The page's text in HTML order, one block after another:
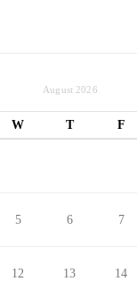
August 2026
W T F
5 6 7
12 13 14